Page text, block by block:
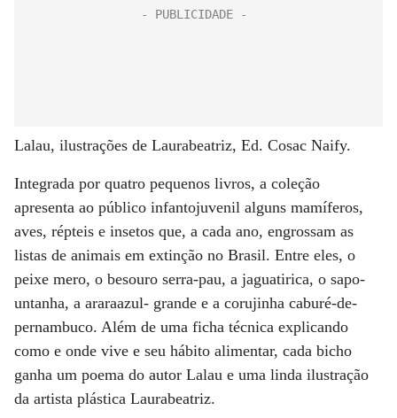
Lalau, ilustrações de Laurabeatriz, Ed. Cosac Naify.
Integrada por quatro pequenos livros, a coleção
apresenta ao público infantojuvenil alguns mamíferos,
aves, répteis e insetos que, a cada ano, engrossam as
listas de animais em extinção no Brasil. Entre eles, o
peixe mero, o besouro serra-pau, a jaguatirica, o sapo-
untanha, a araraazul- grande e a corujinha caburé-de-
pernambuco. Além de uma ficha técnica explicando
como e onde vive e seu hábito alimentar, cada bicho
ganha um poema do autor Lalau e uma linda ilustração
da artista plástica Laurabeatriz.